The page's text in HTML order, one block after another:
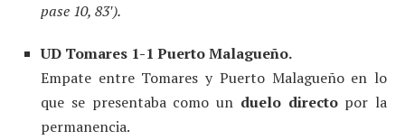
pase 10, 83′).
UD Tomares 1-1 Puerto Malagueño.
Empate entre Tomares y Puerto Malagueño en lo
que se presentaba como un duelo directopor la
permanencia.